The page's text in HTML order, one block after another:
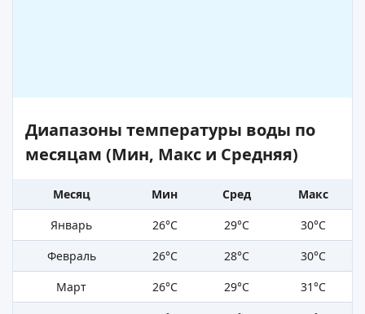
Диапазоны температуры воды по
месяцам (Мин, Макс и Средняя)
Месяц Мин Сред
Макс
Январь
26°C 29°C
30°C
Февраль
26°C 28°C
30°C
Март
26°C 29°C
31°C